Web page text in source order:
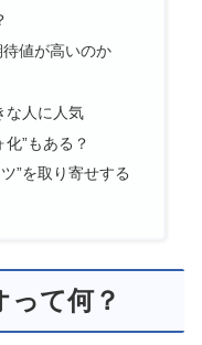
待値が高いのか
な人に人気
”もある？
”を取り寄せする
って何？